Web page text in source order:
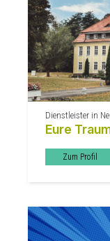
Dienstleister in
Eure
Zum Profil